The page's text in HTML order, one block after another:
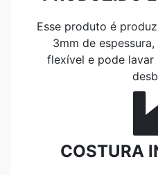
Esse produto é
3mm de
flexível e pode lavar
COSTURA